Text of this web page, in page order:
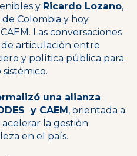
y Ricardo Lozano,
Colombia y hoy
Las conversaciones
articulación entre
y política pública para
una alianza
y CAEM , orientada a
la gestión
en el país.